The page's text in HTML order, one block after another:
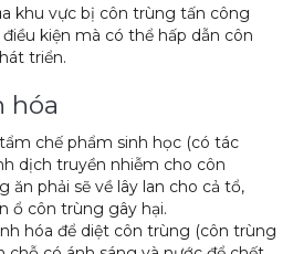
khu vực bị côn trùng tấn công
kiện mà có thể hấp dẫn côn
triển.
hóa
chế phẩm sinh học (có tác
dịch truyền nhiễm cho côn
ăn phải sẽ về lây lan cho cả tổ,
ổ côn trùng gây hại.
hóa để diệt côn trùng (côn trùng